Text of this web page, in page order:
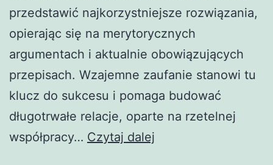
przedstawić najkorzystniejsze rozwiązania,
opierając się na merytorycznych
argumentach i aktualnie obowiązujących
przepisach. Wzajemne zaufanie stanowi tu
klucz do sukcesu i pomaga budować
długotrwałe relacje, oparte na rzetelnej
współpracy… Czytaj dalej